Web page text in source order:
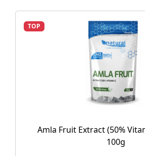
TOP
Amla Fruit Extract (50%
100g